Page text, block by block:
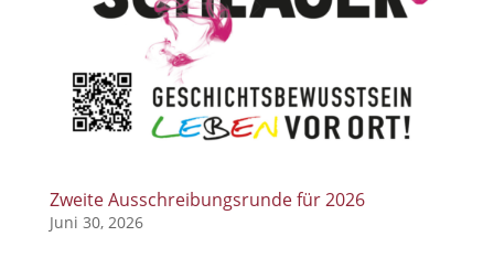
Zweite Ausschreibungsrunde für 2026
Juni 30, 2026